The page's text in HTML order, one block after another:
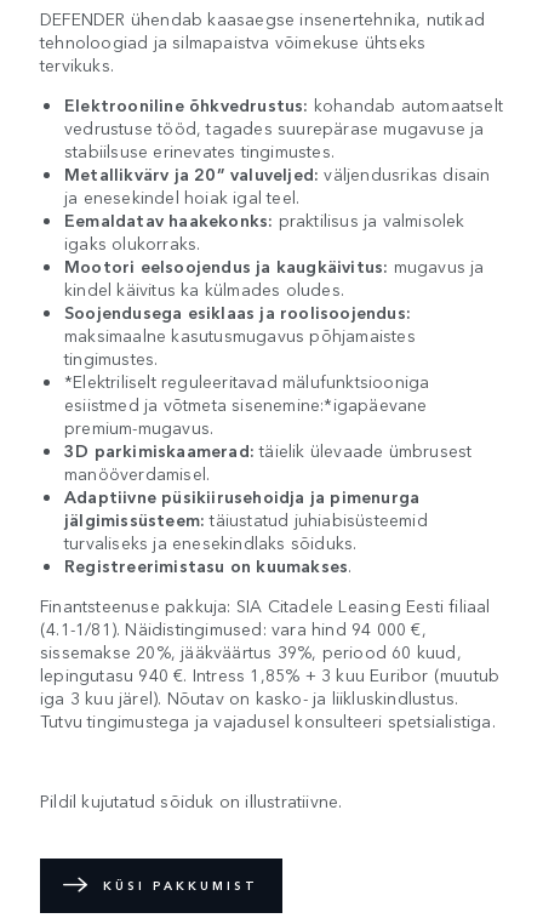
DEFENDER ühendab kaasaegse insenertehnika, nutikad
tehnoloogiad ja silmapaistva võimekuse ühtseks
tervikuks.
Elektrooniline õhkvedrustus: kohandab automaatselt
vedrustuse tööd, tagades suurepärase mugavuse ja
stabiilsuse erinevates tingimustes.
Metallikvärv ja 20” valuveljed: väljendusrikas disain
ja enesekindel hoiak igal teel.
Eemaldatav haakekonks: praktilisus ja valmisolek
igaks olukorraks.
Mootori eelsoojendus ja kaugkäivitus: mugavus ja
kindel käivitus ka külmades oludes.
Soojendusega esiklaas ja roolisoojendus:
maksimaalne kasutusmugavus põhjamaistes
tingimustes.
*Elektriliselt reguleeritavad mälufunktsiooniga
esiistmed ja võtmeta sisenemine:*igapäevane
premium-mugavus.
3D parkimiskaamerad: täielik ülevaade ümbrusest
manööverdamisel.
Adaptiivne püsikiirusehoidja ja pimenurga
jälgimissüsteem: täiustatud juhiabisüsteemid
turvaliseks ja enesekindlaks sõiduks.
Registreerimistasu on kuumakses.
Finantsteenuse pakkuja: SIA Citadele Leasing Eesti filiaal
(4.1-1/81). Näidistingimused: vara hind 94 000 €,
sissemakse 20%, jääkväärtus 39%, periood 60 kuud,
lepingutasu 940 €. Intress 1,85% + 3 kuu Euribor (muutub
iga 3 kuu järel). Nõutav on kasko- ja liikluskindlustus.
Tutvu tingimustega ja vajadusel konsulteeri spetsialistiga.
Pildil kujutatud sõiduk on illustratiivne.
KÜSI PAKKUMIST